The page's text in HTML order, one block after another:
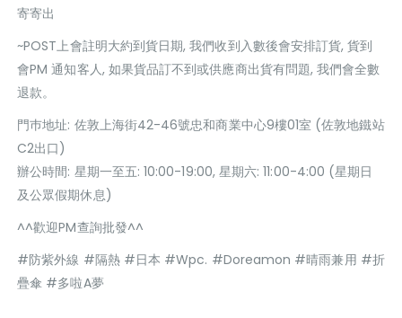
寄寄出
~POST上會註明大約到貨日期, 我們收到入數後會安排訂貨, 貨到
會PM 通知客人, 如果貨品訂不到或供應商出貨有問題, 我們會全數
退款。
門巿地址: 佐敦上海街42-46號忠和商業中心9樓01室 (佐敦地鐵站
C2出口)
辦公時間: 星期一至五: 10:00-19:00, 星期六: 11:00-4:00 (星期日
及公眾假期休息)
^^歡迎PM查詢批發^^
#防紫外線 #隔熱 #日本 #Wpc. #Doreamon #晴雨兼用 #折
疊傘 #多啦A夢